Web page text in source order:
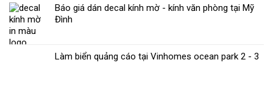
Báo giá dán decal kính mờ - kính văn phòng tại Mỹ
Đình
Làm biển quảng cáo tại Vinhomes ocean park 2 - 3